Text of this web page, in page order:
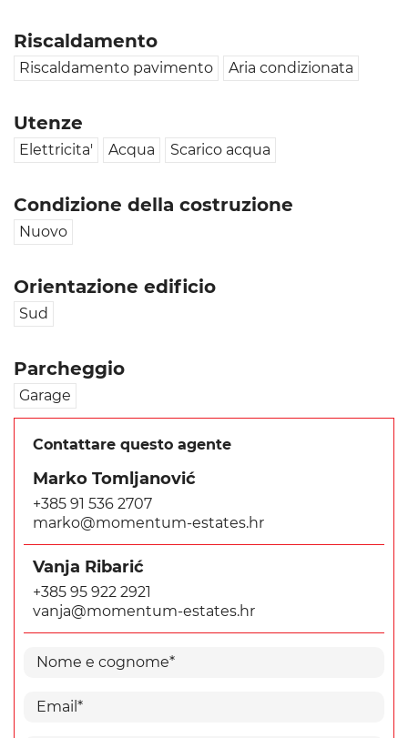
Riscaldamento
Riscaldamento pavimento Aria condizionata
Utenze
Elettricita' Acqua Scarico acqua
Condizione della costruzione
Nuovo
Orientazione edificio
Sud
Parcheggio
Garage
Contattare questo agente
Marko Tomljanović
+385 91 536 2707
marko@momentum-estates.hr
Vanja Ribarić
+385 95 922 2921
vanja@momentum-estates.hr